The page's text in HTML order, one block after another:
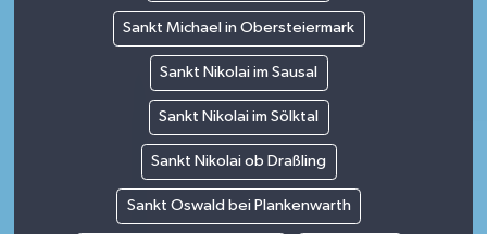
Sankt Michael in Obersteiermark
Sankt Nikolai im Sausal
Sankt Nikolai im Sölktal
Sankt Nikolai ob Draßling
Sankt Oswald bei Plankenwarth